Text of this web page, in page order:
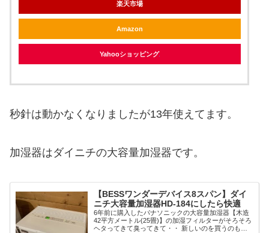
楽天市場
Amazon
Yahooショッピング
秒針は動かなくなりましたが13年使えてます。
加湿器はダイニチの大容量加湿器です。
【BESSワンダーデバイス8スパン】ダイ
ニチ大容量加湿器HD-184にしたら快適
6年前に購入したパナソニックの大容量加湿器【木造
42平方メートル(25畳)】の加湿フィルターがそろそろ
ヘタってきて臭ってきて・・ 新しいのを買うのも結